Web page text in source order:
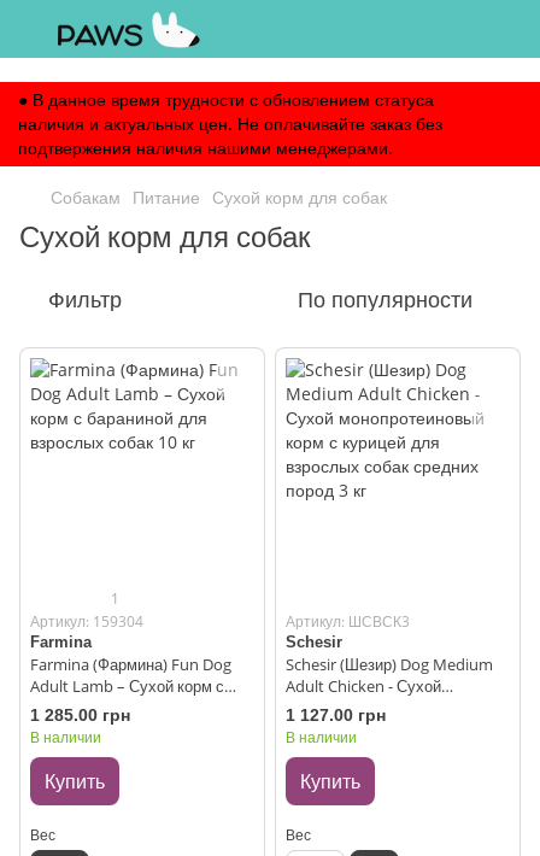
● В данное время трудности с обновлением статуса
наличия и актуальных цен. Не оплачивайте заказ без
подтвержения наличия нашими менеджерами.
Собакам Питание Сухой корм для собак
Сухой корм для собак
Фильтр По популярности
1
Артикул: 159304
Farmina
Farmina (Фармина) Fun Dog
Adult Lamb – Сухой корм с
бараниной для взрослых
собак 10 кг
1 285.00 грн
В наличии
Купить
Вес
Артикул: ШСВСК3
Schesir
Schesir (Шезир) Dog Medium
Adult Chicken - Сухой
монопротеиновый корм с
курицей для взрослых собак
1 127.00 грн
В наличии
Купить
Вес